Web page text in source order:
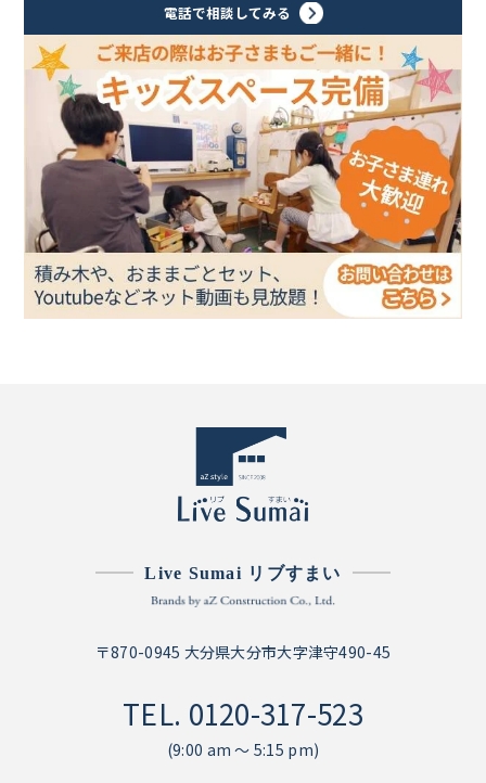
電話で相談してみる
Live Sumai リブすまい
〒870-0945 大分県大分市大字津守490-45
TEL. 0120-317-523
(9:00 am ～ 5:15 pm)